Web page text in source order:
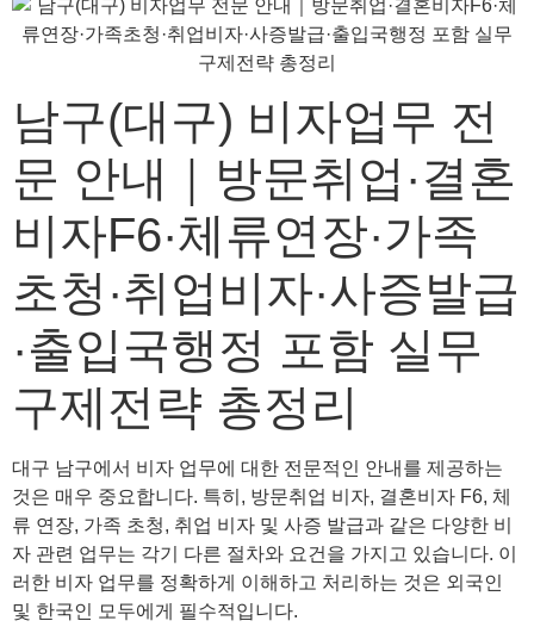
남구(대구) 비자업무 전
문 안내｜방문취업·결혼
비자F6·체류연장·가족
초청·취업비자·사증발급
·출입국행정 포함 실무
구제전략 총정리
대구 남구에서 비자 업무에 대한 전문적인 안내를 제공하는
것은 매우 중요합니다. 특히, 방문취업 비자, 결혼비자 F6, 체
류 연장, 가족 초청, 취업 비자 및 사증 발급과 같은 다양한 비
자 관련 업무는 각기 다른 절차와 요건을 가지고 있습니다. 이
러한 비자 업무를 정확하게 이해하고 처리하는 것은 외국인
및 한국인 모두에게 필수적입니다.